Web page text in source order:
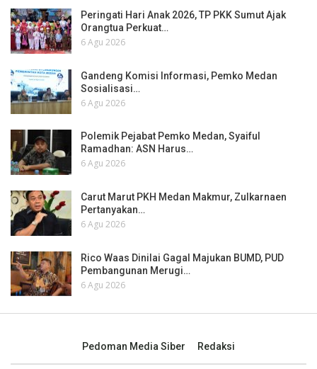
Peringati Hari Anak 2026, TP PKK Sumut Ajak
Orangtua Perkuat…
6 Agu 2026
Gandeng Komisi Informasi, Pemko Medan
Sosialisasi…
6 Agu 2026
Polemik Pejabat Pemko Medan, Syaiful
Ramadhan: ASN Harus…
6 Agu 2026
Carut Marut PKH Medan Makmur, Zulkarnaen
Pertanyakan…
6 Agu 2026
Rico Waas Dinilai Gagal Majukan BUMD, PUD
Pembangunan Merugi…
6 Agu 2026
Pedoman Media Siber Redaksi